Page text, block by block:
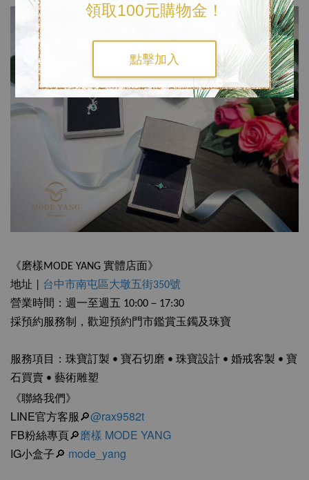
領取100元購物金！
點擊加入
《磨樣MODE YANG 實體店面》
地址 | 台中市南屯區大墩五街350號
營業時間：週一至週五 10:00－17:30
採預約服務制，歡迎預約門市鑑賞玉鐲及珠寶
服務項目：珠寶訂製 • 寶石切磨 • 珠寶設計 • 婚戒客製 • 寶
石買賣 • 藝術雕塑
《聯絡我們》
LINE官方客服🔎@rax9582t
FB粉絲專頁🔎磨樣 MODE YANG
IG小盒子🔎 mode_yang